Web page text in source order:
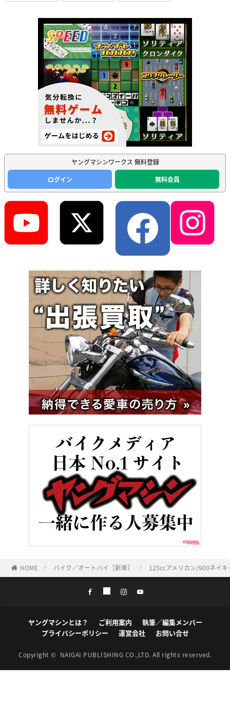
ヤングマシンワークス 無料登録
ログイン
無料会員
HOME バイク／オートバイ［新車］ 125ccアメリカン/900ネイ
ヤングマシンとは？ ご利用案内
執筆／編集メンバー
プライバシーポリシー
運営会社 お問い合せ
Copyright © NAIGAI PUBLISHING CO.,LTD. All rights reserved.